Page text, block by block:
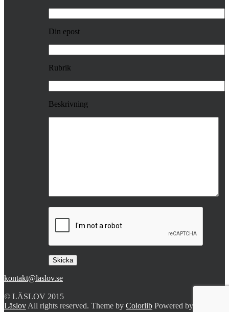
Din epost
Rubrik
Beskrivning
kontakt@laslov.se
© LÄSLOV 2015
LäslovAll rights reserved. Theme by Colorlib Powered by